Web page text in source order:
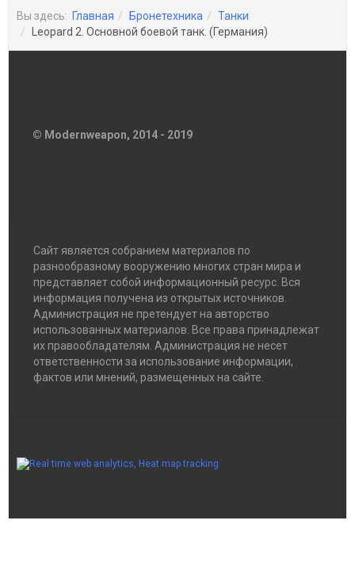
Вы здесь: Главная Бронетехника
Танки
Leopard 2. Основной боевой танк. (Германия)
© Modernweapon, 2014 - 2019
Сайт является собранием материалов по
разнообразному вооружению многих стран мира и
представляет собой информационный ресурс. Вся
информация получена из открытых источников.
Администрация не претендует на авторство
использованных материалов. Все права принадлежат
их правообладателям. Администрация не несет
ответственности за использование информации,
фактов или мнений, размещенных на сайте.